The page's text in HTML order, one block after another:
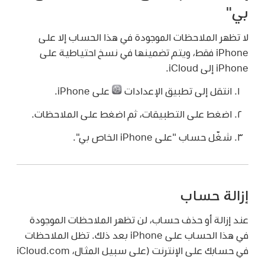
بي"
لا تظهر الملاحظات الموجودة في هذا الحساب إلا على
iPhone فقط، ويتم تضمينها في نسخ احتياطية على
iPhone إلى iCloud.
انتقل إلى تطبيق الإعدادات على iPhone.
اضغط على التطبيقات، ثم اضغط على الملاحظات.
شغّل حساب "على iPhone الخاص بي".
إزالة حساب
عند إزالة أو حذف حساب، لن تظهر الملاحظات الموجودة
في هذا الحساب على iPhone بعد ذلك. تظل الملاحظات
في حسابك على الإنترنت (على سبيل المثال، iCloud.com